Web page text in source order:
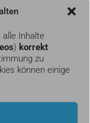
alle Inhalte
) korrekt
zu
können einige